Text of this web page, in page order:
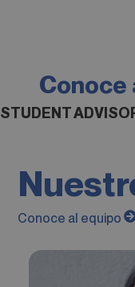
Conoce
STUDENT
Conoce al equipo